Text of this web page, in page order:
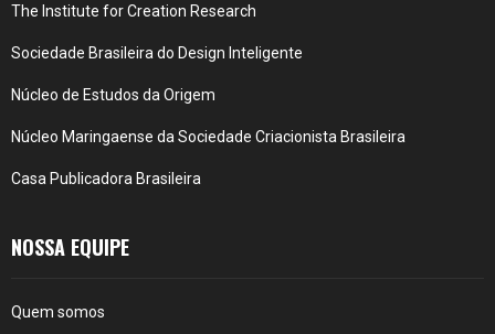
The Institute for Creation Research
Sociedade Brasileira do Design Inteligente
Núcleo de Estudos da Origem
Núcleo Maringaense da Sociedade Criacionista Brasileira
Casa Publicadora Brasileira
NOSSA EQUIPE
Quem somos